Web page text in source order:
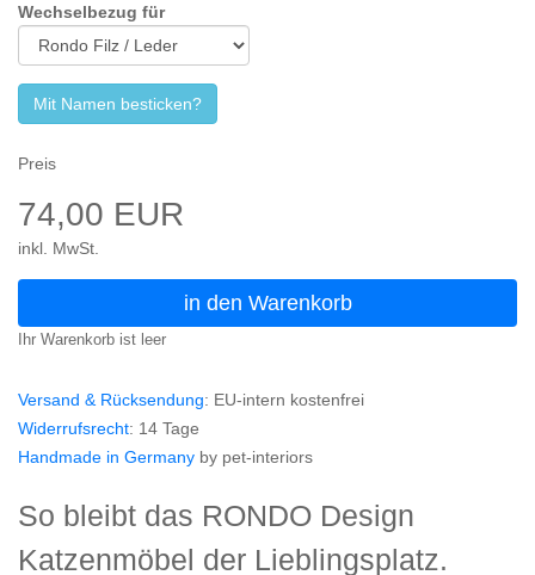
Wechselbezug für
Mit Namen besticken?
Preis
74,00 EUR
inkl. MwSt.
in den Warenkorb
Ihr Warenkorb ist leer
Versand & Rücksendung: EU-intern kostenfrei
Widerrufsrecht: 14 Tage
Handmade in Germany by pet-interiors
So bleibt das RONDO Design
Katzenmöbel der Lieblingsplatz.